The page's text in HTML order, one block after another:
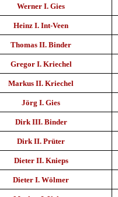
Werner I. Gies
Heinz I. Int-Veen
Thomas II. Binder
Gregor I. Kriechel
Markus II. Kriechel
Jörg I. Gies
Dirk III. Binder
Dirk II. Prüter
Dieter II. Knieps
Dieter I. Wölmer